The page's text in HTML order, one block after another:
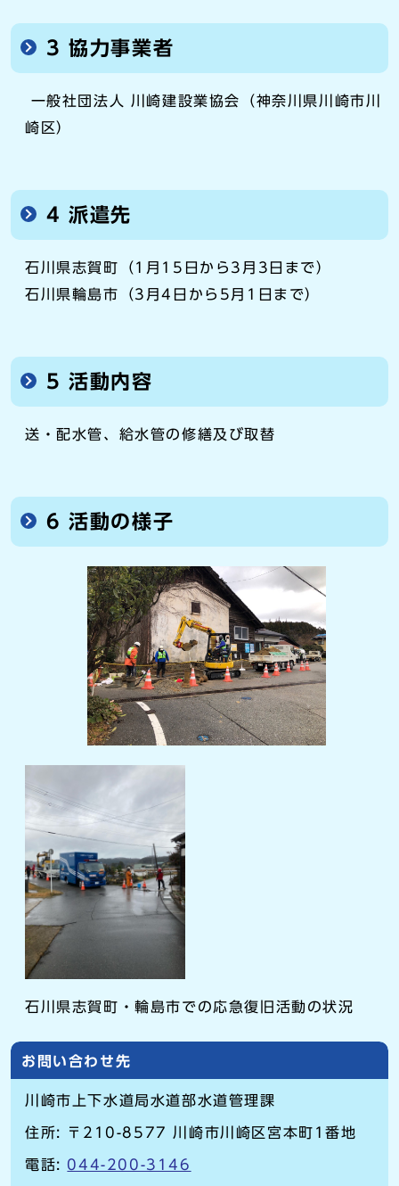
3 協力事業者
一般社団法人 川崎建設業協会（神奈川県川崎市川
崎区）
4 派遣先
石川県志賀町（1月15日から3月3日まで）
石川県輪島市（3月4日から5月1日まで）
5 活動内容
送・配水管、給水管の修繕及び取替
6 活動の様子
石川県志賀町・輪島市での応急復旧活動の状況
お問い合わせ先
川崎市上下水道局水道部水道管理課
住所: 〒210-8577 川崎市川崎区宮本町1番地
電話: 044-200-3146